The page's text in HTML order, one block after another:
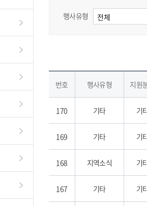
행사유형
번호 행사유형 지원
170 기타 기
169 기타 기
168 지역소식 기
167 기타 기